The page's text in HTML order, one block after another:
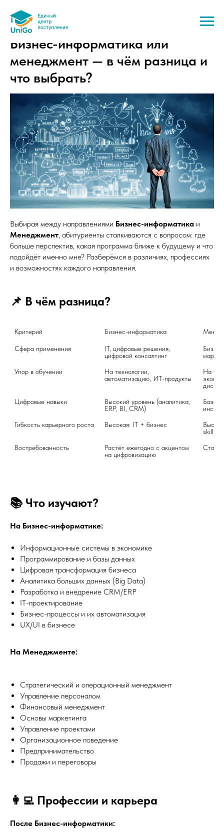
Бизнес-информатика или
менеджмент — в чём разница и
что выбрать?
Выбирая между направлениями Бизнес-информатика и
Менеджмент , абитуриенты сталкиваются с вопросом: где
больше перспектив, какая программа ближе к будущему и что
подойдёт именно мне? Разберёмся в различиях, профессиях
и возможностях каждого направления.
📌 В чём разница?
IT, цифровые решения,
На технологии,
На
Высокий уровень (аналитика,
Растёт ежегодно с акцентом
📚 Что изучают?
На Бизнес-информатике:
Информационные системы в экономике
Программирование и базы данных
Цифровая трансформация бизнеса
Аналитика больших данных (Big Data)
Разработка и внедрение CRM/ERP
IT-проектирование
Бизнес-процессы и их автоматизация
UX/UI в бизнесе
На Менеджменте:
Стратегический и операционный менеджмент
Управление персоналом
Финансовый менеджмент
Основы маркетинга
Управление проектами
Организационное поведение
Предпринимательство
Продажи и переговоры
👩‍💻 Профессии и карьера
После Бизнес-информатики: